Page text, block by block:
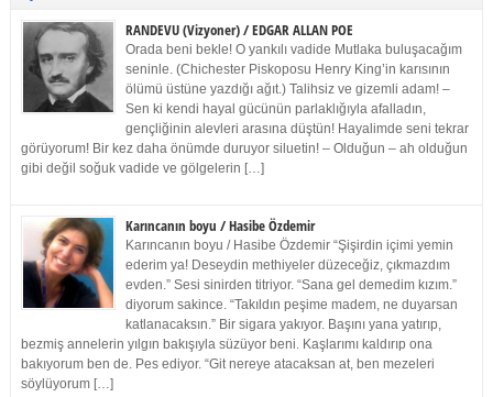
RANDEVU (Vizyoner) / EDGAR ALLAN POE
Orada beni bekle! O yankılı vadide Mutlaka buluşacağım
seninle. (Chichester Piskoposu Henry King’in karısının
ölümü üstüne yazdığı ağıt.) Talihsiz ve gizemli adam! –
Sen ki kendi hayal gücünün parlaklığıyla afalladın,
gençliğinin alevleri arasına düştün! Hayalimde seni tekrar
görüyorum! Bir kez daha önümde duruyor siluetin! – Olduğun – ah olduğun
gibi değil soğuk vadide ve gölgelerin […]
Karıncanın boyu / Hasibe Özdemir
Karıncanın boyu / Hasibe Özdemir “Şişirdin içimi yemin
ederim ya! Deseydin methiyeler düzeceğiz, çıkmazdım
evden.” Sesi sinirden titriyor. “Sana gel demedim kızım.”
diyorum sakince. “Takıldın peşime madem, ne duyarsan
katlanacaksın.” Bir sigara yakıyor. Başını yana yatırıp,
bezmiş annelerin yılgın bakışıyla süzüyor beni. Kaşlarımı kaldırıp ona
bakıyorum ben de. Pes ediyor. “Git nereye atacaksan at, ben mezeleri
söylüyorum […]